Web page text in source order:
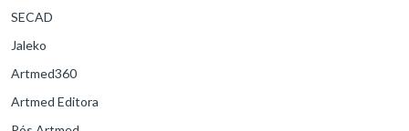
SECAD
Jaleko
Artmed360
Artmed Editora